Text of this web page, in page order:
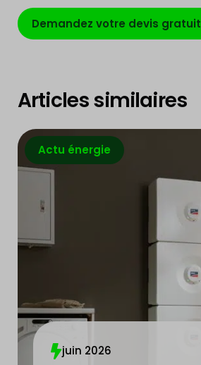
Demandez votre devis gratuit
Articles similaires
Actu énergie
juin 2026